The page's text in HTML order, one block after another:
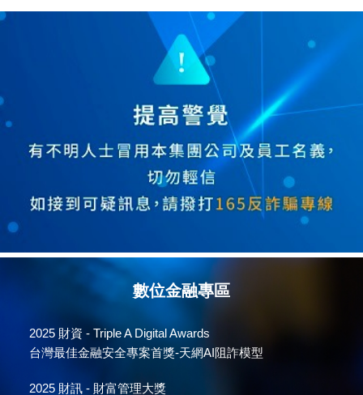
數位金融專區
2025 財資 - Triple A Digital Awards
台灣最佳金融安全專案首獎-天網AI阻詐模型
2025 財訊 - 財富管理大獎